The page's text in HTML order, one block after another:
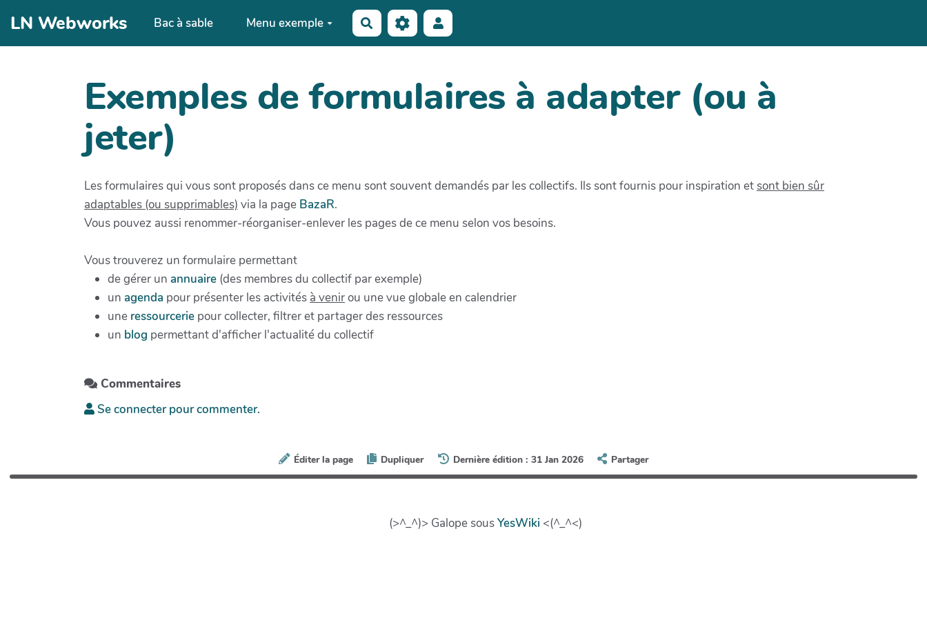
Aller au contenu principal
LN Webworks Bac à sable Menu exemple Rechercher
Exemples de formulaires à adapter (ou à
jeter)
Les formulaires qui vous sont proposés dans ce menu sont souvent demandés par les collectifs. Ils sont fournis pour inspiration etsont bien sûr
adaptables (ou supprimables) via la page BazaR.
Vous pouvez aussi renommer-réorganiser-enlever les pages de ce menu selon vos besoins.
Vous trouverez un formulaire permettant
de gérer un annuaire (des membres du collectif par exemple)
un agenda pour présenter les activités à venirou une vue globale en calendrier
une ressourcerie pour collecter, filtrer et partager des ressources
un blog permettant d'afficher l'actualité du collectif
Commentaires
Se connecter pour commenter.
Éditer la page Dupliquer Dernière édition : 31 Jan 2026 Partager
(>^_^)> Galope sousYesWiki <(^_^<)